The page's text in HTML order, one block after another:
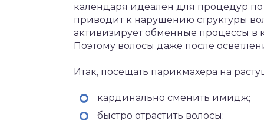
календаря идеален для процедур
приводит к нарушению структуры
активизирует обменные процессы в
Поэтому волосы даже после
Итак, посещать парикмахера на
кардинально сменить имидж;
быстро отрастить волосы;